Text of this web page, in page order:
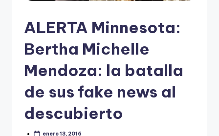
ALERTA Minnesota:
Bertha Michelle
Mendoza: la batalla
de sus fake news al
descubierto
enero 13, 2016